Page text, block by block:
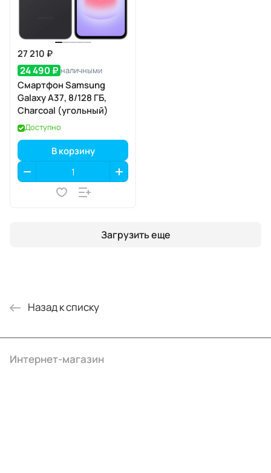
27 210 ₽
24 490 ₽ наличными
Смартфон Samsung
Galaxy A37, 8/128 ГБ,
Charcoal (угольный)
Доступно
В корзину
Загрузить еще
Назад к списку
Интернет-магазин